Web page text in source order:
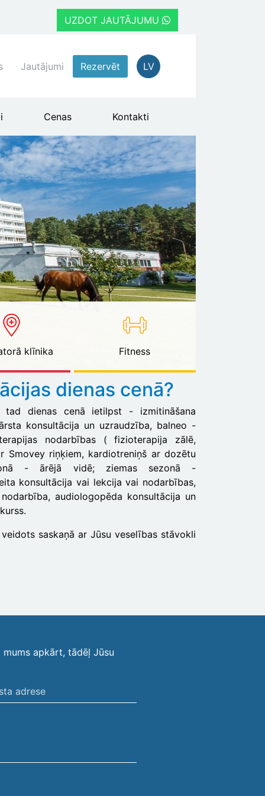
UZDOT JAUTĀJUMU
Jautājumi Rezervēt LV
Cenas Kontakti
klīnika Fitness
dienas cenā?
tad dienas cenā ietilpst - izmitināšana
konsultācija un uzraudzība, balneo -
nodarbības ( fizioterapija zālē,
Smovey riņķiem, kardiotreniņš ar dozētu
- ārējā vidē; ziemas sezonā -
konsultācija vai lekcija vai nodarbības,
audiologopēda konsultācija un
saskaņā ar Jūsu veselības stāvokli
apkārt, tādēļ Jūsu